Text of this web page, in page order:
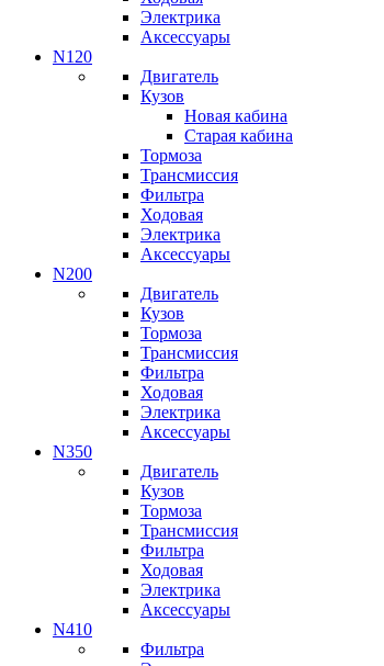
Электрика
Аксессуары
N120
Двигатель
Кузов
Новая кабина
Старая кабина
Тормоза
Трансмиссия
Фильтра
Ходовая
Электрика
Аксессуары
N200
Двигатель
Кузов
Тормоза
Трансмиссия
Фильтра
Ходовая
Электрика
Аксессуары
N350
Двигатель
Кузов
Тормоза
Трансмиссия
Фильтра
Ходовая
Электрика
Аксессуары
N410
Фильтра